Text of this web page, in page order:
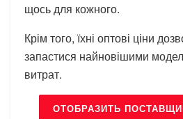
щось для кожного.
Крім того, їхні оптові ціни
запастися найновішими
витрат.
ОТОБРАЗИТЬ